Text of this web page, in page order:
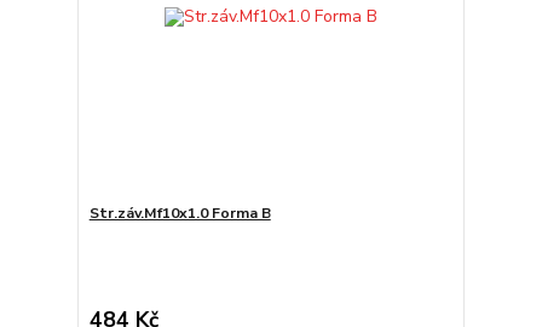
Str.záv.Mf10x1.0 Forma B
484 Kč